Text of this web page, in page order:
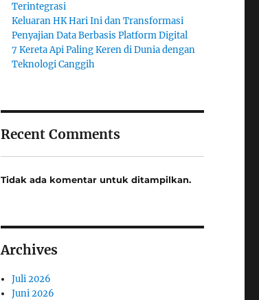
Terintegrasi
Keluaran HK Hari Ini dan Transformasi
Penyajian Data Berbasis Platform Digital
7 Kereta Api Paling Keren di Dunia dengan
Teknologi Canggih
Recent Comments
Tidak ada komentar untuk ditampilkan.
Archives
Juli 2026
Juni 2026